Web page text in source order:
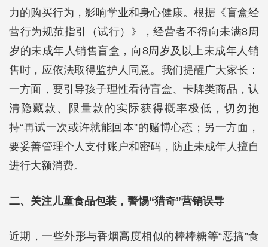
力的购买行为，影响学业和身心健康。根据《盲盒经
营行为规范指引（试行）》，经营者不得向未满8周
岁的未成年人销售盲盒，向8周岁及以上未成年人销
售时，应依法取得监护人同意。我们提醒广大家长：
一方面，要引导孩子理性看待盲盒、卡牌类商品，认
清隐藏款、限量款的实际获得概率极低，切勿抱
持“再试一次或许就能回本”的赌博心态；另一方面，
要妥善管理个人支付账户和密码，防止未成年人擅自
进行大额消费。
二、关注儿童食品包装，警惕“猎奇”营销误导
近期，一些外形与香烟高度相似的棒棒糖等“恶搞”食